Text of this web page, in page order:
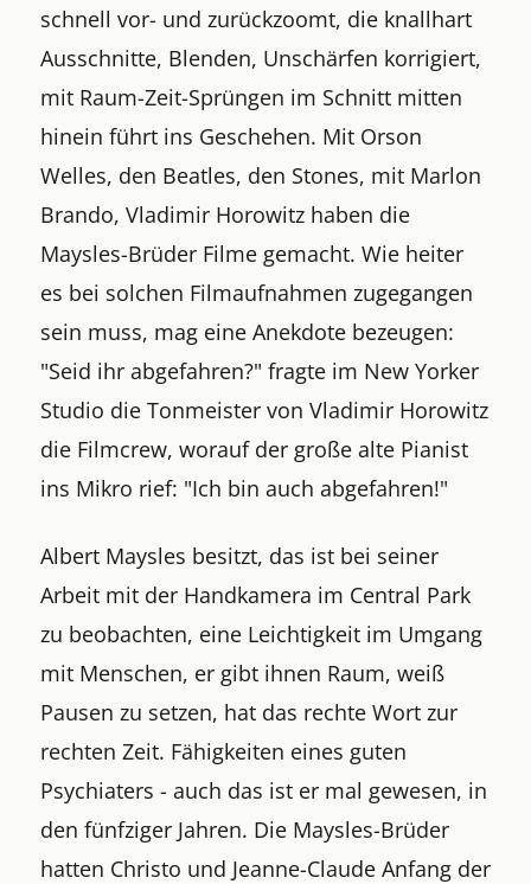
schnell vor- und zurückzoomt, die knallhart
Ausschnitte, Blenden, Unschärfen korrigiert,
mit Raum-Zeit-Sprüngen im Schnitt mitten
hinein führt ins Geschehen. Mit Orson
Welles, den Beatles, den Stones, mit Marlon
Brando, Vladimir Horowitz haben die
Maysles-Brüder Filme gemacht. Wie heiter
es bei solchen Filmaufnahmen zugegangen
sein muss, mag eine Anekdote bezeugen:
"Seid ihr abgefahren?" fragte im New Yorker
Studio die Tonmeister von Vladimir Horowitz
die Filmcrew, worauf der große alte Pianist
ins Mikro rief: "Ich bin auch abgefahren!"
Albert Maysles besitzt, das ist bei seiner
Arbeit mit der Handkamera im Central Park
zu beobachten, eine Leichtigkeit im Umgang
mit Menschen, er gibt ihnen Raum, weiß
Pausen zu setzen, hat das rechte Wort zur
rechten Zeit. Fähigkeiten eines guten
Psychiaters - auch das ist er mal gewesen, in
den fünfziger Jahren. Die Maysles-Brüder
hatten Christo und Jeanne-Claude Anfang der